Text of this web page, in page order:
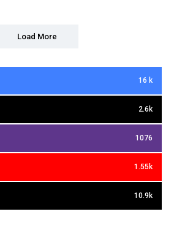
Load More
16 k
2.6k
1076
1.55k
10.9k